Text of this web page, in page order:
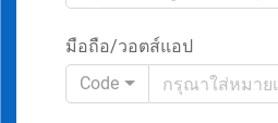
มือถือ/วอตส์แอป
Code